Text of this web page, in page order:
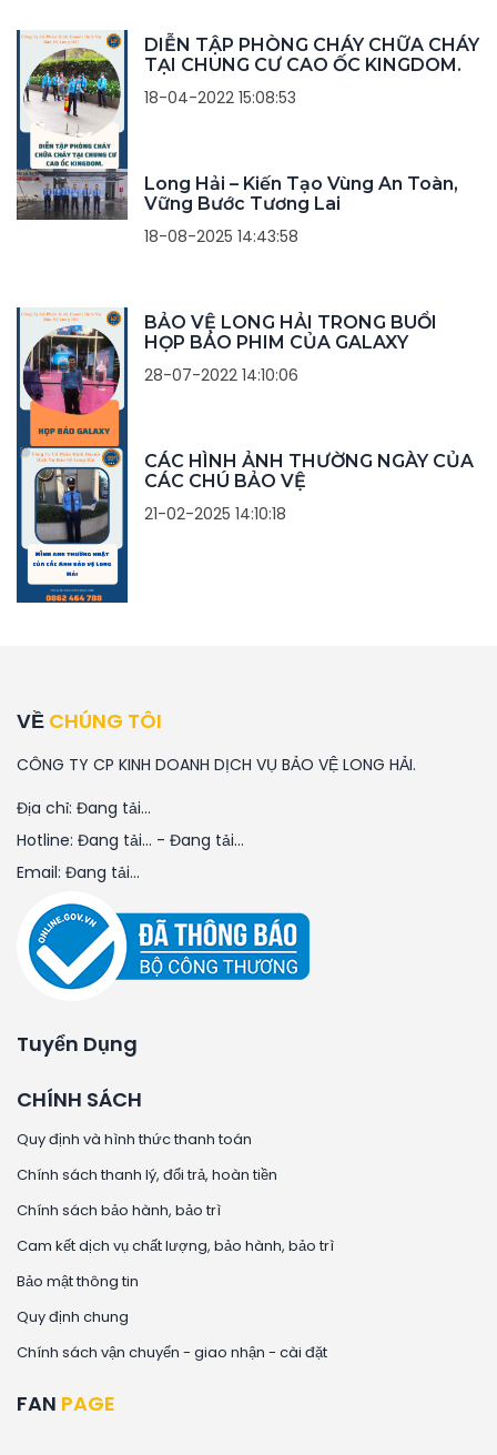
DIỄN TẬP PHÒNG CHÁY CHỮA CHÁY
TẠI CHUNG CƯ CAO ỐC KINGDOM.
18-04-2022 15:08:53
Long Hải – Kiến Tạo Vùng An Toàn,
Vững Bước Tương Lai
18-08-2025 14:43:58
BẢO VỆ LONG HẢI TRONG BUỔI
HỌP BÁO PHIM CỦA GALAXY
28-07-2022 14:10:06
CÁC HÌNH ẢNH THƯỜNG NGÀY CỦA
CÁC CHÚ BẢO VỆ
21-02-2025 14:10:18
VỀ CHÚNG TÔI
CÔNG TY CP KINH DOANH DỊCH VỤ BẢO VỆ LONG HẢI.
Địa chỉ: Đang tải...
Hotline: Đang tải... - Đang tải...
Email: Đang tải...
Tuyển Dụng
CHÍNH SÁCH
Quy định và hình thức thanh toán
Chính sách thanh lý, đổi trả, hoàn tiền
Chính sách bảo hành, bảo trì
Cam kết dịch vụ chất lượng, bảo hành, bảo trì
Bảo mật thông tin
Quy định chung
Chính sách vận chuyển - giao nhận - cài đặt
FAN PAGE